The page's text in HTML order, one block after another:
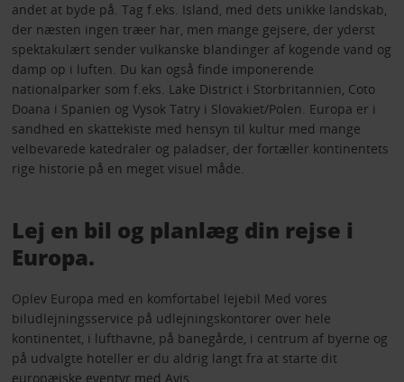
andet at byde på. Tag f.eks. Island, med dets unikke landskab,
der næsten ingen træer har, men mange gejsere, der yderst
spektakulært sender vulkanske blandinger af kogende vand og
damp op i luften. Du kan også finde imponerende
nationalparker som f.eks. Lake District i Storbritannien, Coto
Doana i Spanien og Vysok Tatry i Slovakiet/Polen. Europa er i
sandhed en skattekiste med hensyn til kultur med mange
velbevarede katedraler og paladser, der fortæller kontinentets
rige historie på en meget visuel måde.
Lej en bil og planlæg din rejse i
Europa.
Oplev Europa med en komfortabel lejebil Med vores
biludlejningsservice på udlejningskontorer over hele
kontinentet, i lufthavne, på banegårde, i centrum af byerne og
på udvalgte hoteller er du aldrig langt fra at starte dit
europæiske eventyr med Avis.